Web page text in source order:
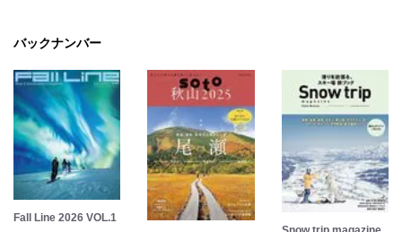
バックナンバー
Fall Line 2026 VOL.1